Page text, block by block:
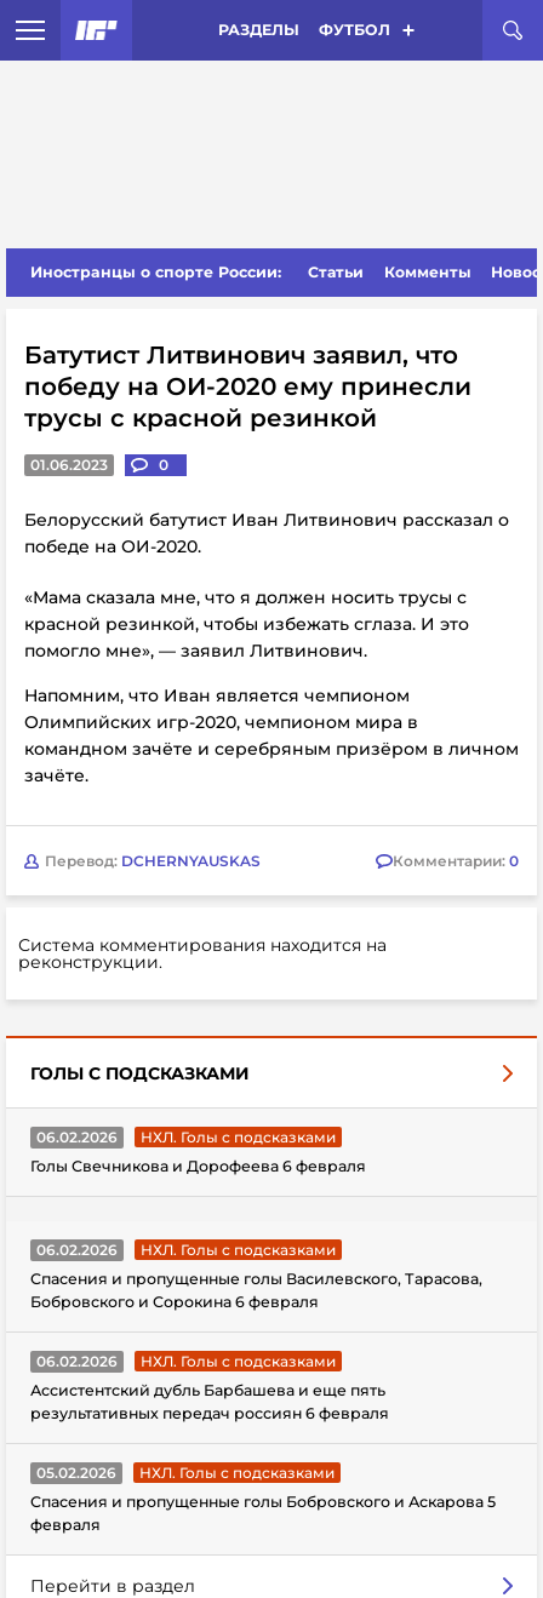
РАЗДЕЛЫ ФУТБОЛ
Иностранцы о спорте России: Статьи Комменты
Батутист Литвинович заявил, что
победу на ОИ-2020 ему принесли
трусы с красной резинкой
01.06.2023 0
Белорусский батутист Иван Литвинович рассказал о
победе на ОИ-2020.
«Мама сказала мне, что я должен носить трусы с
красной резинкой, чтобы избежать сглаза. И это
помогло мне», — заявил Литвинович.
Напомним, что Иван является чемпионом
Олимпийских игр-2020, чемпионом мира в
командном зачёте и серебряным призёром в личном
зачёте.
Перевод: DCHERNYAUSKAS Комментарии: 0
Система комментирования находится на
реконструкции.
ГОЛЫ С ПОДСКАЗКАМИ
06.02.2026
НХЛ. Голы с подсказками
Голы Свечникова и Дорофеева 6 февраля
06.02.2026
НХЛ. Голы с подсказками
Спасения и пропущенные голы Василевского, Тарасова,
Бобровского и Сорокина 6 февраля
06.02.2026
НХЛ. Голы с подсказками
Ассистентский дубль Барбашева и еще пять
результативных передач россиян 6 февраля
05.02.2026
НХЛ. Голы с подсказками
Спасения и пропущенные голы Бобровского и Аскарова 5
февраля
Перейти в раздел